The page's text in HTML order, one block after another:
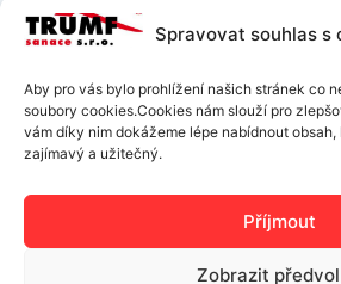
Spravovat souhlas s
Aby pro vás bylo prohlížení našich stránek co
soubory cookies.Cookies nám slouží pro
vám díky nim dokážeme lépe nabídnout
zajímavý a užitečný.
Příjmout
Zobrazit